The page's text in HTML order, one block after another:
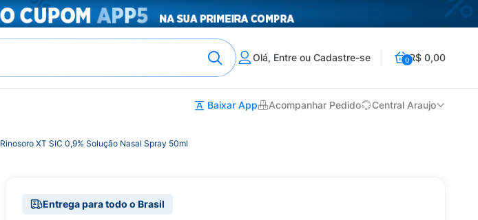
Olá, Entre ou Cadastre-se 0R$ 0,00
Baixar App Acompanhar Pedido Central Araujo
Rinosoro XT SIC 0,9% Solução Nasal Spray 50ml
Entrega para todo o Brasil